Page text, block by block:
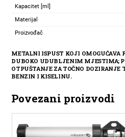
količina
Kapacitet [ml]
Materijal
Proizvođač
METALNI ISPUST KOJI OMOGUĆAVA
DUBOKO UDUBLJENIM MJESTIMA;
OTPUŠTANJE ZA TOČNO DOZIRANJE
BENZIN I KISELINU.
Povezani proizvodi